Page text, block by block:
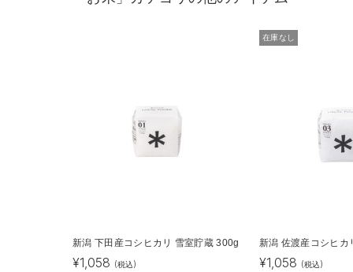
新潟 下田産コシヒカリ 雪室貯蔵 300g
¥1,058 (税込)
在庫なし
新潟 佐渡産コシヒ
¥1,058 (税込)